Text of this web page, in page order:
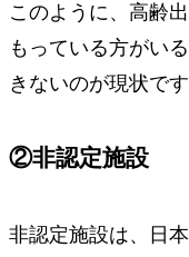
このように、高齢
もっている方がい
きないのが現状です
②非認定施設
非認定施設は、日